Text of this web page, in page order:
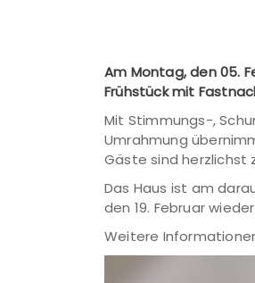
Am Montag, den 05.
Frühstück mit
Mit Stimmungs-,
Umrahmung
Gäste sind herzlichst
Das Haus ist am
den 19. Februar
Weitere